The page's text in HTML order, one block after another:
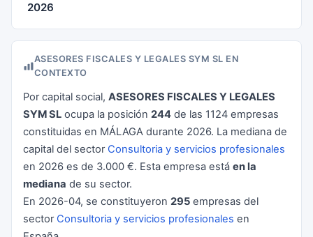
2026
ASESORES FISCALES Y LEGALES SYM SL EN
CONTEXTO
Por capital social, ASESORES FISCALES Y LEGALES
SYM SL ocupa la posición 244 de las 1124 empresas
constituidas en MÁLAGA durante 2026. La mediana de
capital del sector Consultoria y servicios profesionales
en 2026 es de 3.000 €. Esta empresa está en la
mediana de su sector.
En 2026-04, se constituyeron 295 empresas del
sector Consultoria y servicios profesionales en